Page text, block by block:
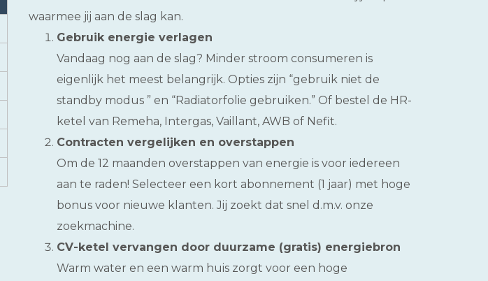
waarmee jij aan de slag kan.
Gebruik energie verlagen
Vandaag nog aan de slag? Minder stroom consumeren is
eigenlijk het meest belangrijk. Opties zijn “gebruik niet de
standby modus ” en “Radiatorfolie gebruiken.” Of bestel de HR-
ketel van Remeha, Intergas, Vaillant, AWB of Nefit.
Contracten vergelijken en overstappen
Om de 12 maanden overstappen van energie is voor iedereen
aan te raden! Selecteer een kort abonnement (1 jaar) met hoge
bonus voor nieuwe klanten. Jij zoekt dat snel d.m.v. onze
zoekmachine.
CV-ketel vervangen door duurzame (gratis) energiebron
Warm water en een warm huis zorgt voor een hoge